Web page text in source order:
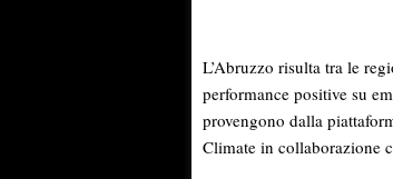
L’Abruzzo risulta tra le
performance positive su
provengono dalla
Climate in collaborazione